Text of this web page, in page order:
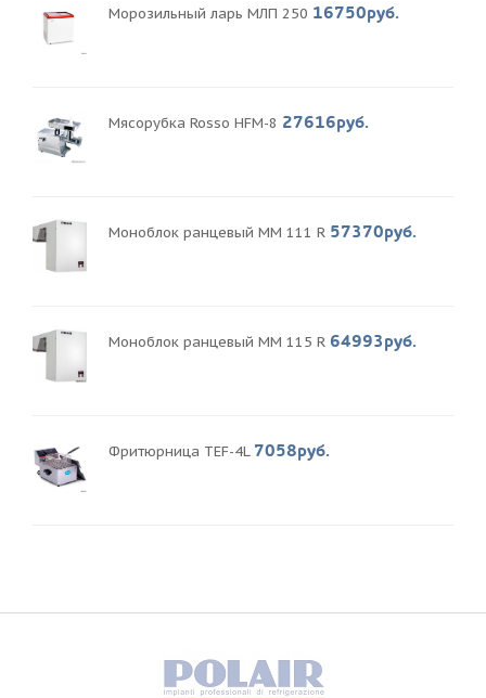
Морозильный ларь МЛП 250 16750руб.
Мясорубка Rosso HFM-8 27616руб.
Моноблок ранцевый MM 111 R 57370руб.
Моноблок ранцевый MM 115 R 64993руб.
Фритюрница TEF-4L 7058руб.